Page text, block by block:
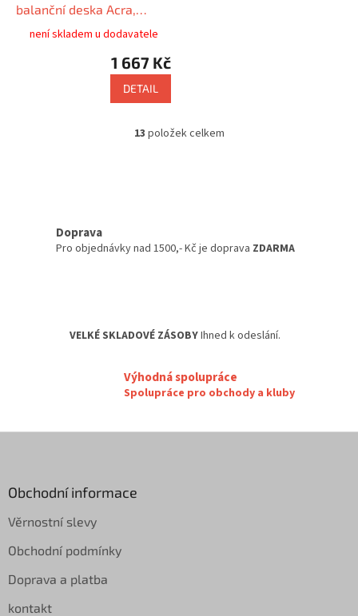
balanční deska Acra,
černo-modrá
není skladem u dodavatele
1 667 Kč
DETAIL
O
í
v
i
s
13 položek celkem
Doprava
Pro objednávky nad 1500,- Kč je doprava ZDARMA
VELKÉ SKLADOVÉ ZÁSOBYIhned k odeslání.
Výhodná spolupráce
Spolupráce pro obchody a kluby
Obchodní informace
Věrnostní slevy
Obchodní podmínky
Doprava a platba
kontakt